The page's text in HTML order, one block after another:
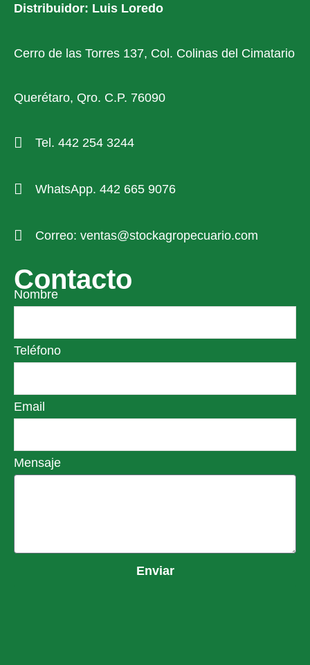
Distribuidor: Luis Loredo
Cerro de las Torres 137, Col. Colinas del Cimatario
Querétaro, Qro. C.P. 76090
Tel. 442 254 3244
WhatsApp. 442 665 9076
Correo: ventas@stockagropecuario.com
Contacto
Nombre
Teléfono
Email
Mensaje
Enviar